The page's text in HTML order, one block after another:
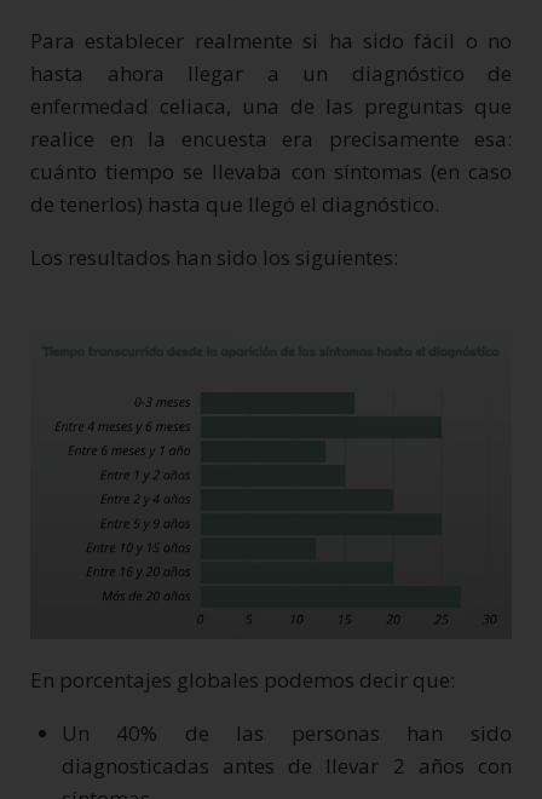
Para establecer realmente si ha sido fácil o no
hasta ahora llegar a un diagnóstico de
enfermedad celiaca, una de las preguntas que
realice en la encuesta era precisamente esa:
cuánto tiempo se llevaba con síntomas (en caso
de tenerlos) hasta que llegó el diagnóstico.
Los resultados han sido los siguientes:
En porcentajes globales podemos decir que:
Un 40% de las personas han sido
diagnosticadas antes de llevar 2 años con